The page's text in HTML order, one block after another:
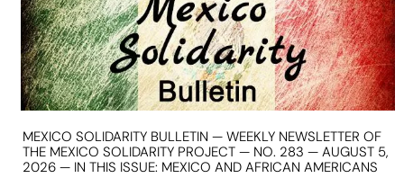
MEXICO SOLIDARITY BULLETIN — WEEKLY NEWSLETTER OF
THE MEXICO SOLIDARITY PROJECT — NO. 283 — AUGUST 5,
2026 — IN THIS ISSUE: MEXICO AND AFRICAN AMERICANS